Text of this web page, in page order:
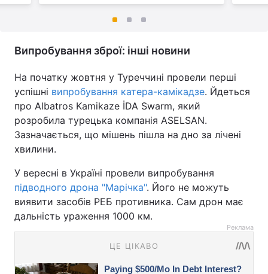
Випробування зброї: інші новини
На початку жовтня у Туреччині провели перші
успішні випробування катера-камікадзе. Йдеться
про Albatros Kamikaze İDA Swarm, який
розробила турецька компанія ASELSAN.
Зазначається, що мішень пішла на дно за лічені
хвилини.
У вересні в Україні провели випробування
підводного дрона "Марічка". Його не можуть
виявити засобів РЕБ противника. Сам дрон має
дальність ураження 1000 км.
Реклама